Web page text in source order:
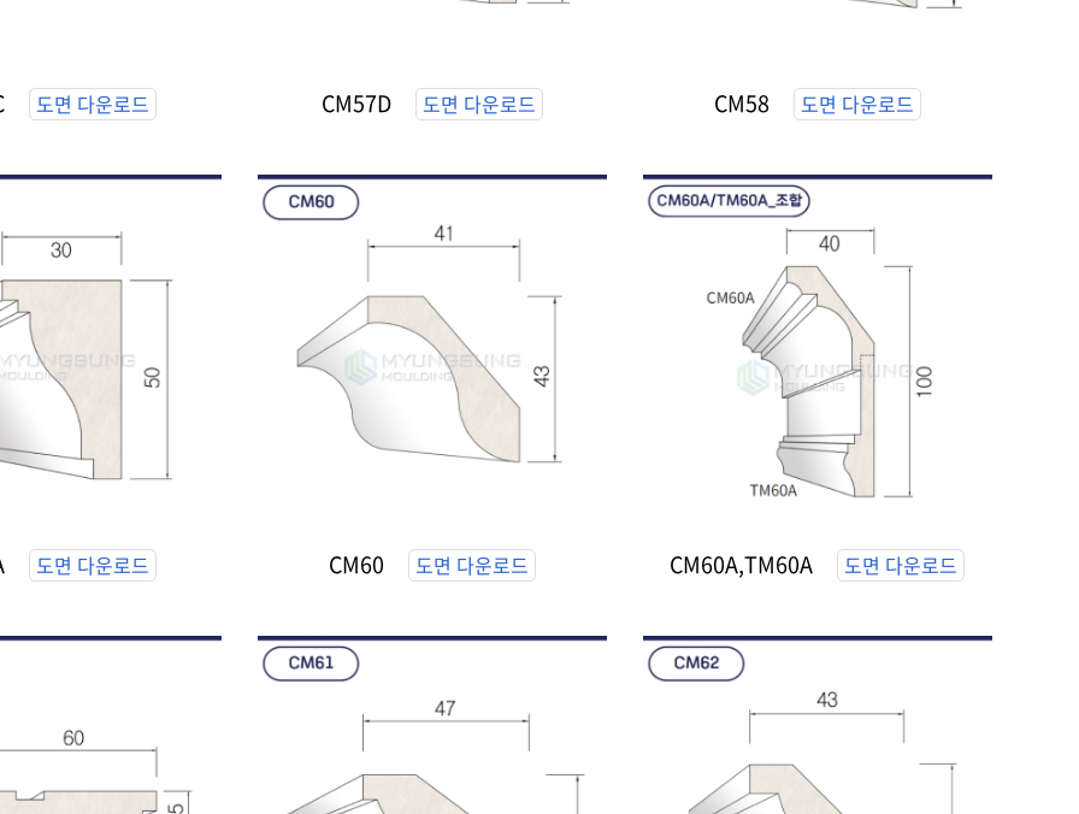
도면 다운로드 CM57D 도면 다운로드 CM58 도면 다운로드
도면 다운로드 CM60 도면 다운로드 CM60A,TM60A 도면 다운로드